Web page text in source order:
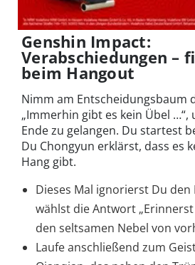
Genshin Impact:
Verabschiedungen –
beim Hangout
Nimm am Entscheidungsbaum
„Immerhin gibt es kein Übel …“,
Ende zu gelangen. Du startest
Du Chongyun erklärst, dass es
Hang gibt.
Dieses Mal ignorierst Du
wählst die Antwort
den seltsamen Nebel von
Laufe anschließend zum